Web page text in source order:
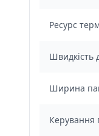
Ресурс
Швидкість
Ширина